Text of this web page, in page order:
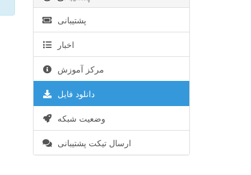
پشتیبانی
اخبار
مرکز آموزش
دانلود فایل
وضعیت شبکه
ارسال تیکت پشتیبانی